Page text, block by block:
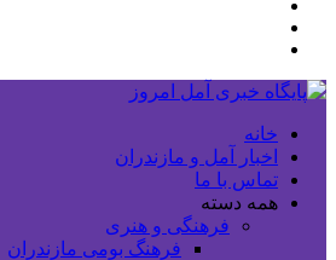
خانه
اخبار آمل و مازندران
تماس با ما
همه دسته
فرهنگی و هنری
فرهنگ بومی مازندران